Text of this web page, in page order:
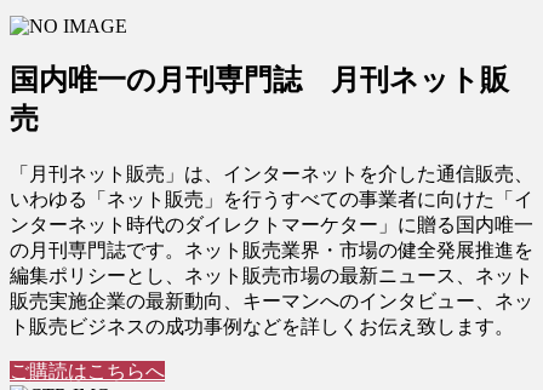
国内唯一の月刊専門誌 月刊ネット販
売
「月刊ネット販売」は、インターネットを介した通信販売、
いわゆる「ネット販売」を行うすべての事業者に向けた「イ
ンターネット時代のダイレクトマーケター」に贈る国内唯一
の月刊専門誌です。ネット販売業界・市場の健全発展推進を
編集ポリシーとし、ネット販売市場の最新ニュース、ネット
販売実施企業の最新動向、キーマンへのインタビュー、ネッ
ト販売ビジネスの成功事例などを詳しくお伝え致します。
ご購読はこちらへ